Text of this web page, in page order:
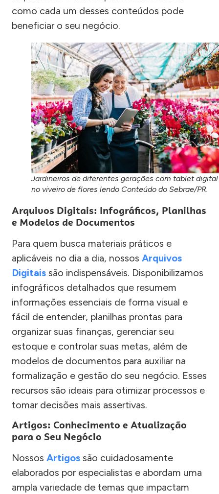
como cada um desses conteúdos pode
beneficiar o seu negócio.
Jardineiros de diferentes gerações com tablet digital
no viveiro de flores lendo Conteúdo do Sebrae/PR.
Arquivos Digitais: Infográficos, Planilhas
e Modelos de Documentos
Para quem busca materiais práticos e
aplicáveis no dia a dia, nossos Arquivos
Digitais são indispensáveis. Disponibilizamos
infográficos detalhados que resumem
informações essenciais de forma visual e
fácil de entender, planilhas prontas para
organizar suas finanças, gerenciar seu
estoque e controlar suas metas, além de
modelos de documentos para auxiliar na
formalização e gestão do seu negócio. Esses
recursos são ideais para otimizar processos e
tomar decisões mais assertivas.
Artigos: Conhecimento e Atualização
para o Seu Negócio
Nossos Artigos são cuidadosamente
elaborados por especialistas e abordam uma
ampla variedade de temas que impactam